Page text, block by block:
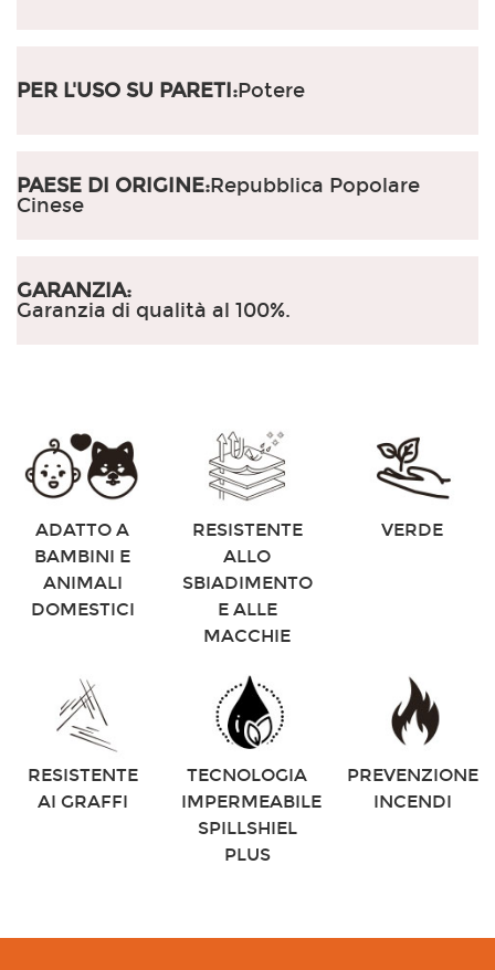
PER L'USO SU PARETI:Potere
PAESE DI ORIGINE:Repubblica Popolare
Cinese
GARANZIA:
Garanzia di qualità al 100%.
ADATTO A
BAMBINI E
ANIMALI
DOMESTICI
RESISTENTE
ALLO
SBIADIMENTO
E ALLE
MACCHIE
VERDE
RESISTENTE
AI GRAFFI
TECNOLOGIA
IMPERMEABILE
SPILLSHIEL
PLUS
PREVENZIONE
INCENDI